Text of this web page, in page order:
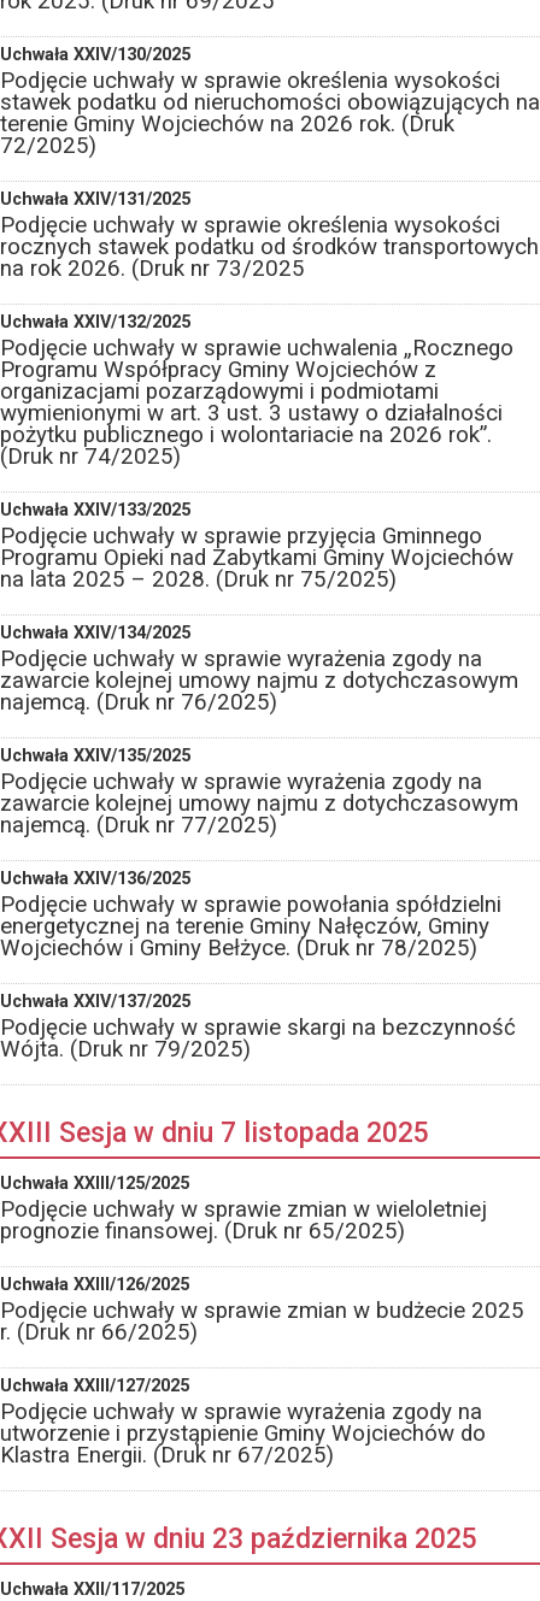
Uchwała XXIV/130/2025
Podjęcie uchwały w sprawie określenia wysokości
stawek podatku od nieruchomości obowiązujących na
terenie Gminy Wojciechów na 2026 rok. (Druk
72/2025)
Uchwała XXIV/131/2025
Podjęcie uchwały w sprawie określenia wysokości
rocznych stawek podatku od środków transportowych
na rok 2026. (Druk nr 73/2025
Uchwała XXIV/132/2025
Podjęcie uchwały w sprawie uchwalenia „Rocznego
Programu Współpracy Gminy Wojciechów z
organizacjami pozarządowymi i podmiotami
wymienionymi w art. 3 ust. 3 ustawy o działalności
pożytku publicznego i wolontariacie na 2026 rok”.
(Druk nr 74/2025)
Uchwała XXIV/133/2025
Podjęcie uchwały w sprawie przyjęcia Gminnego
Programu Opieki nad Zabytkami Gminy Wojciechów
na lata 2025 – 2028. (Druk nr 75/2025)
Uchwała XXIV/134/2025
Podjęcie uchwały w sprawie wyrażenia zgody na
zawarcie kolejnej umowy najmu z dotychczasowym
najemcą. (Druk nr 76/2025)
Uchwała XXIV/135/2025
Podjęcie uchwały w sprawie wyrażenia zgody na
zawarcie kolejnej umowy najmu z dotychczasowym
najemcą. (Druk nr 77/2025)
Uchwała XXIV/136/2025
Podjęcie uchwały w sprawie powołania spółdzielni
energetycznej na terenie Gminy Nałęczów, Gminy
Wojciechów i Gminy Bełżyce. (Druk nr 78/2025)
Uchwała XXIV/137/2025
Podjęcie uchwały w sprawie skargi na bezczynność
Wójta. (Druk nr 79/2025)
Sesja w dniu 7 listopada 2025
Uchwała XXIII/125/2025
Podjęcie uchwały w sprawie zmian w wieloletniej
prognozie finansowej. (Druk nr 65/2025)
Uchwała XXIII/126/2025
Podjęcie uchwały w sprawie zmian w budżecie 2025
r. (Druk nr 66/2025)
Uchwała XXIII/127/2025
Podjęcie uchwały w sprawie wyrażenia zgody na
utworzenie i przystąpienie Gminy Wojciechów do
Klastra Energii. (Druk nr 67/2025)
Sesja w dniu 23 października 2025
Uchwała XXII/117/2025